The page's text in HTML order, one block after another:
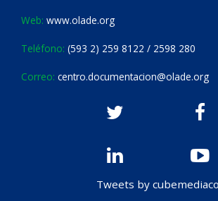
Web: www.olade.org
Teléfono: (593 2) 259 8122 / 2598 280
Correo: centro.documentacion@olade.org
Tweets by cubemediaco